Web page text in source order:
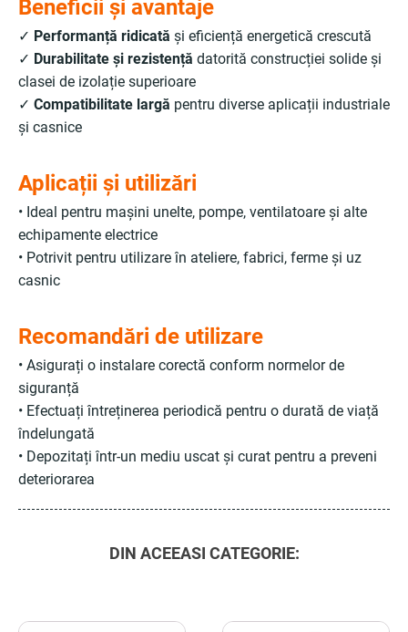
Beneficii și avantaje
✓ Performanță ridicată și eficiență energetică crescută
✓ Durabilitate și rezistență datorită construcției solide și
clasei de izolație superioare
✓ Compatibilitate largă pentru diverse aplicații industriale
și casnice
Aplicații și utilizări
• Ideal pentru mașini unelte, pompe, ventilatoare și alte
echipamente electrice
• Potrivit pentru utilizare în ateliere, fabrici, ferme și uz
casnic
Recomandări de utilizare
• Asigurați o instalare corectă conform normelor de
siguranță
• Efectuați întreținerea periodică pentru o durată de viață
îndelungată
• Depozitați într-un mediu uscat și curat pentru a preveni
deteriorarea
DIN ACEEASI CATEGORIE: